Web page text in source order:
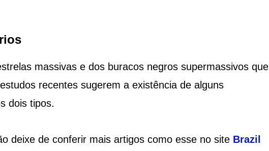
massivas e dos buracos negros supermassivos que
recentes sugerem a existência de alguns
dois tipos.
deixe de conferir mais artigos como esse no site Brazil